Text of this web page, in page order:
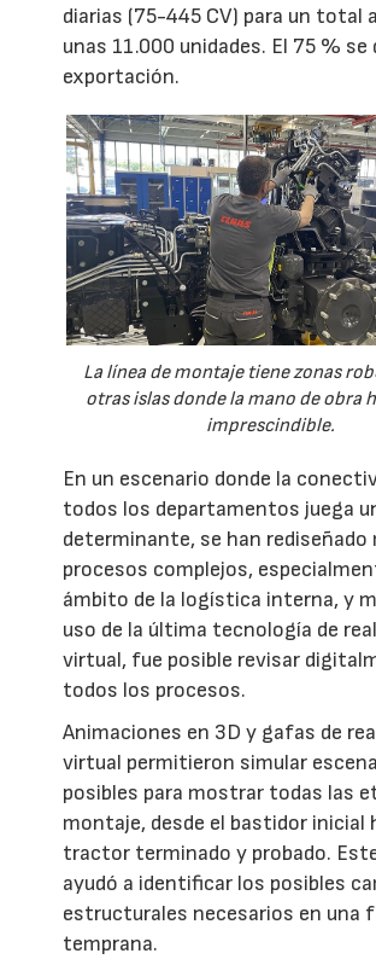
diarias (75-445 CV) para un total
unas 11.000 unidades. El 75 % se
exportación.
La línea de montaje tiene zonas
otras islas donde la mano de obra
imprescindible.
En un escenario donde la
todos los departamentos juega
determinante, se han rediseñado
procesos complejos,
ámbito de la logística interna, y
uso de la última tecnología de
virtual, fue posible revisar
todos los procesos.
Animaciones en 3D y gafas de
virtual permitieron simular
posibles para mostrar todas las
montaje, desde el bastidor inicial
tractor terminado y probado.
ayudó a identificar los posibles
estructurales necesarios en una
temprana.